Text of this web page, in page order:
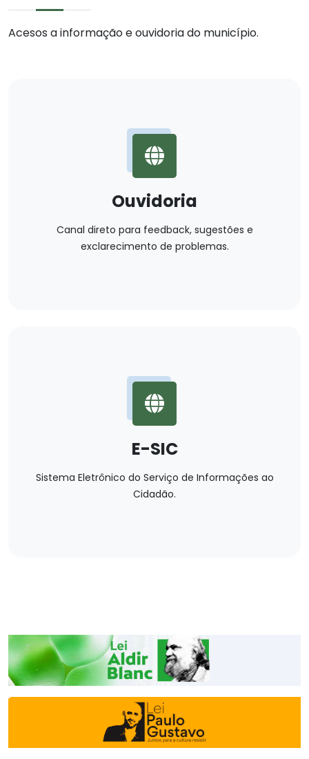
Acesos a informação e ouvidoria do município.
Ouvidoria
Canal direto para feedback, sugestões e
exclarecimento de problemas.
E-SIC
Sistema Eletrônico do Serviço de Informações ao
Cidadão.